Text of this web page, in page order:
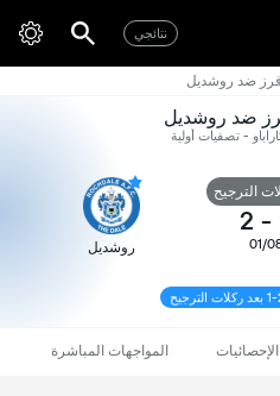
نتائجي
ضد روشديل
ضد روشديل
- تصفيات أولية
الترجيح
-
2
01/ روشديل
الإحصائيات المواجهات المباشرة